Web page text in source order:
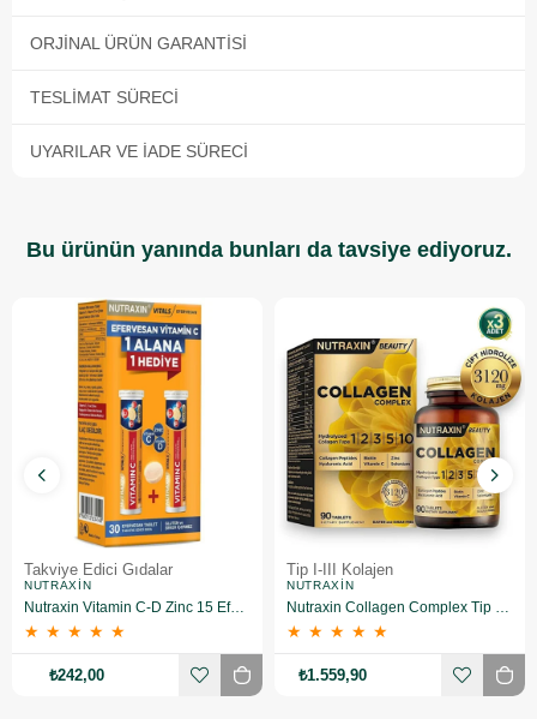
ORJINAL ÜRÜN GARANTISI
TESLIMAT SÜRECI
UYARILAR VE İADE SÜRECI
Bu ürünün yanında bunları da tavsiye ediyoruz.
Takviye Edici Gıdalar
NUTRAXIN
Nutraxin Vitamin C-D Zinc 15 Efervesan Tablet 2 Adet
★ ★ ★ ★ ★
₺242,00
Tip I-III Kolajen
NUTRAXIN
Nutraxin Collagen Complex Tip 1-2-3-5-10 3120 mg 90 Tablet 3 Adet
★ ★ ★ ★ ★
₺1.559,90